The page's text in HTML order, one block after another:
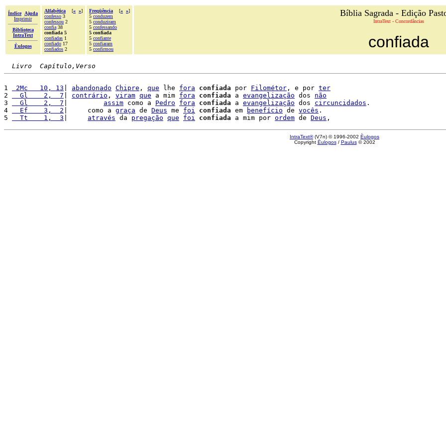
Índice
Ajuda
Imprimir
Biblioteca
IntraText
Èulogos
Alfabética [« »]
confesso 3
confessou 2
confia 38
confiada 5
confiadas 1
confiado 17
confiados 2
Freqüência [« »]
5 conduzem
5 conduziram
5 confessando
5 confiada
5 confiante
5 confiaram
5 confirmou
Bíblia Sagrada - Edição
IntraText - Concordâncias
confiada
Livro  Capítulo,Verso
1 2Mc   10, 13 abandonado Chipre , que lhe fora confiada por Filométor , e por ter
2
  Gl    2,  7
contrário , viram que a mim fora confiada a evangelização dos não
3
  Gl    2,  7
assim como a Pedro fora confiada a evangelização dos circuncidados .
4
  Ef    3,  2
|     como a graça de Deus me foi confiada em benefício de vocês .
5
  Tt    1,  3
através da pregação que foi confiada a mim por ordem de Deus
IntraText®(V7n) © 1996-2002 Èulogos
Copyright Èulogos/ Paulus© 2002